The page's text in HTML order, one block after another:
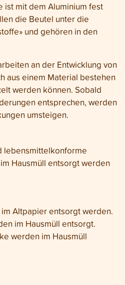
ist mit dem Aluminium fest
die Beutel unter die
und gehören in den
an der Entwicklung von
aus einem Material bestehen
werden können. Sobald
entsprechen, werden
umsteigen.
lebensmittelkonforme
Hausmüll entsorgt werden
Altpapier entsorgt werden.
im Hausmüll entsorgt.
werden im Hausmüll